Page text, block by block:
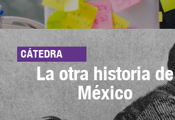
CÁTEDRA
La otra historia de
México